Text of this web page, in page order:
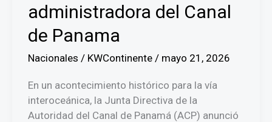
administradora del Canal
de Panama
Nacionales / KWContinente / mayo 21, 2026
En un acontecimiento histórico para la vía
interoceánica, la Junta Directiva de la
Autoridad del Canal de Panamá (ACP) anunció